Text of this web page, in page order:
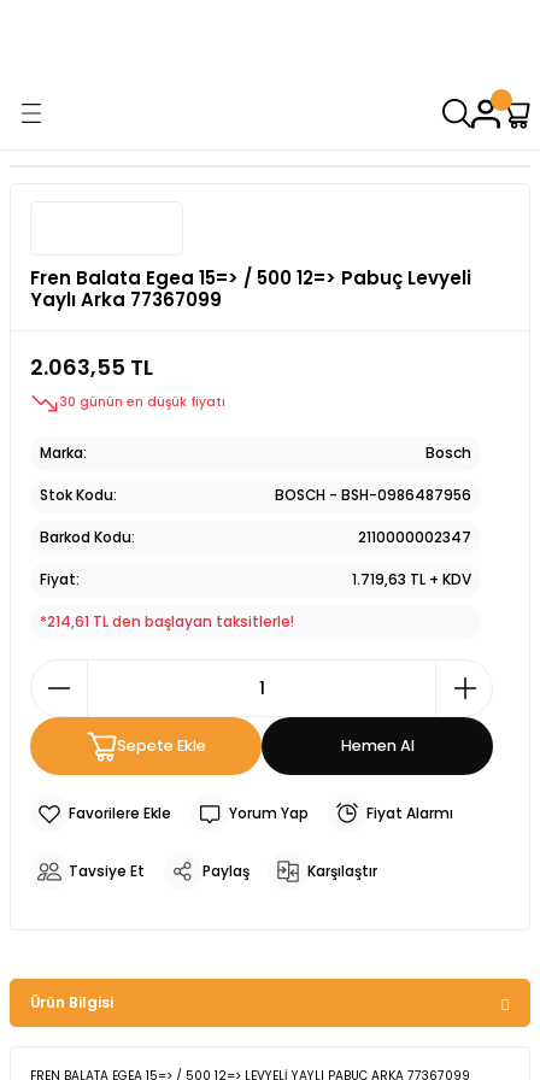
Fren Balata Egea 15=> / 500 12=> Pabuç Levyeli
Yaylı Arka 77367099
2.063,55 TL
30 günün en düşük fiyatı
Marka Bosch
Stok Kodu BOSCH - BSH-0986487956
Barkod Kodu 2110000002347
Fiyat 1.719,63 TL + KDV
*214,61 TL den başlayan taksitlerle!
Sepete Ekle Hemen Al
Yorum Yap Fiyat Alarmı
Tavsiye Et Paylaş Karşılaştır
Ürün Bilgisi
FREN BALATA EGEA 15=> / 500 12=> LEVYELİ YAYLI PABUÇ ARKA 77367099